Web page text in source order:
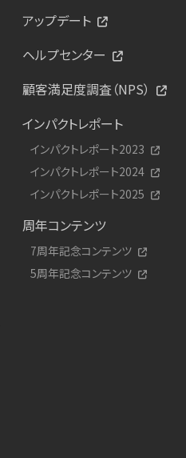
アップデート
ヘルプセンター
顧客満足度調査（NPS）
インパクトレポート
インパクトレポート2023
インパクトレポート2024
インパクトレポート2025
周年コンテンツ
7周年記念コンテンツ
5周年記念コンテンツ